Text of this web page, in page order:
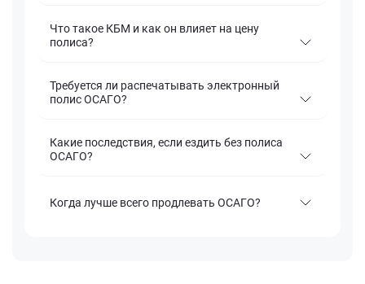
Что такое КБМ и как он влияет на цену
полиса?
Требуется ли распечатывать электронный
полис ОСАГО?
Какие последствия, если ездить без полиса
ОСАГО?
Когда лучше всего продлевать ОСАГО?